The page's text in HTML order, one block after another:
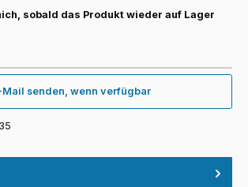
sobald das Produkt wieder auf Lager
Mail senden, wenn verfügbar